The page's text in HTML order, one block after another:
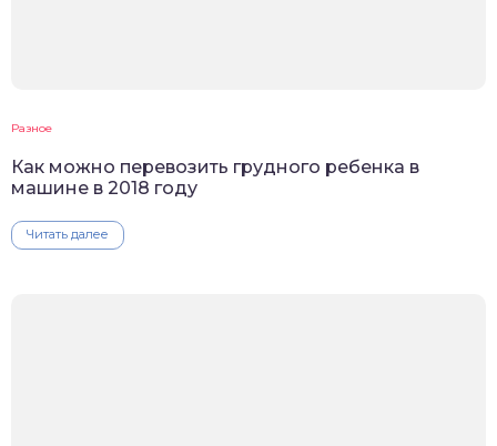
Разное
Как можно перевозить грудного ребенка в
машине в 2018 году
Читать далее